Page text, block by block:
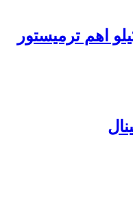
حرارتی 10 کیلو اهم ترمیستور